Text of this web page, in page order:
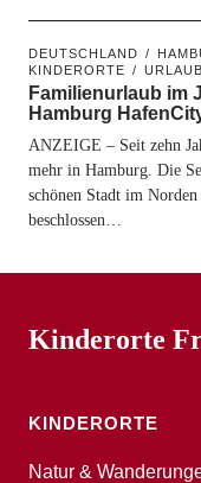
DEUTSCHLAND
KINDERORTE
Familienurlaub im
Hamburg
ANZEIGE – Seit zehn
mehr in Hamburg. Die
schönen Stadt im
beschlossen…
Kinderorte
KINDERORTE
Natur &